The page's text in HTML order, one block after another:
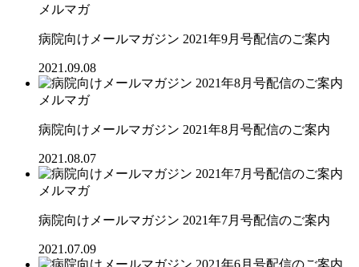
メルマガ
病院向けメールマガジン 2021年9月号配信のご案内
2021.09.08
メルマガ
病院向けメールマガジン 2021年8月号配信のご案内
2021.08.07
メルマガ
病院向けメールマガジン 2021年7月号配信のご案内
2021.07.09